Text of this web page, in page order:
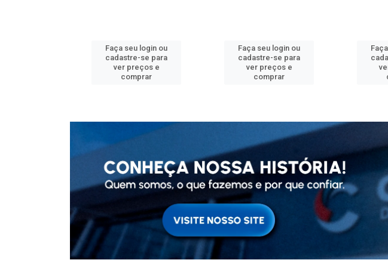
Faça seu login ou
cadastre-se para
ver preços e
comprar
Faça seu login ou
cadastre-se para
ver preços e
comprar